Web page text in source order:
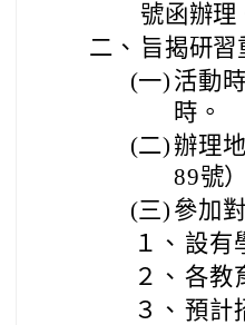
號函辦理
二、 旨揭研習
(一) 活動
時。
(二)辦理
89號
(三) 參加
１、 設有
２、 各教
３、 預計